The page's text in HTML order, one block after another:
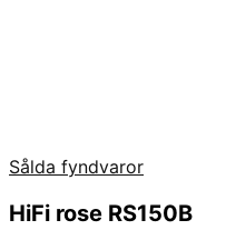
Sålda fyndvaror
HiFi rose RS150B